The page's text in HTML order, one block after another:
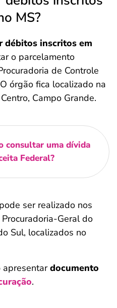
MS?
débitos inscritos em
o parcelamento
de Controle
órgão fica localizado na
Campo Grande.
consultar uma dívida
Federal?
ser realizado nos
Geral do
Sul, localizados no
apresentardocumento
.